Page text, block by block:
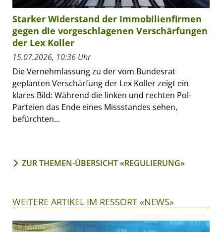
Starker Widerstand der Immobilienfirmen
gegen die vorgeschlagenen Verschärfungen
der Lex Koller
15.07.2026, 10:36 Uhr
Die Vernehmlassung zu der vom Bundesrat
geplanten Verschärfung der Lex Koller zeigt ein
klares Bild: Während die linken und rechten Pol-
Parteien das Ende eines Missstandes sehen,
befürchten...
ZUR THEMEN-ÜBERSICHT «REGULIERUNG»
WEITERE ARTIKEL IM RESSORT «NEWS»